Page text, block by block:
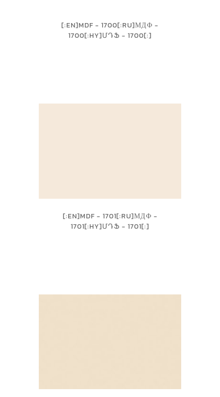
[:EN]MDF - 1700[:RU]МДФ -
1700[:HY]ՄԴՖ - 1700[:]
[:EN]MDF - 1701[:RU]МДФ -
1701[:HY]ՄԴՖ - 1701[:]